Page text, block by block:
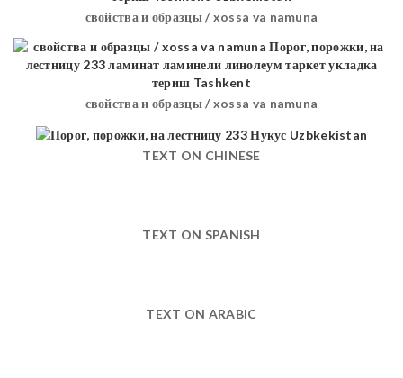
свойства и образцы / xossa va namuna
свойства и образцы / xossa va namuna
TEXT ON CHINESE
TEXT ON SPANISH
TEXT ON ARABIC